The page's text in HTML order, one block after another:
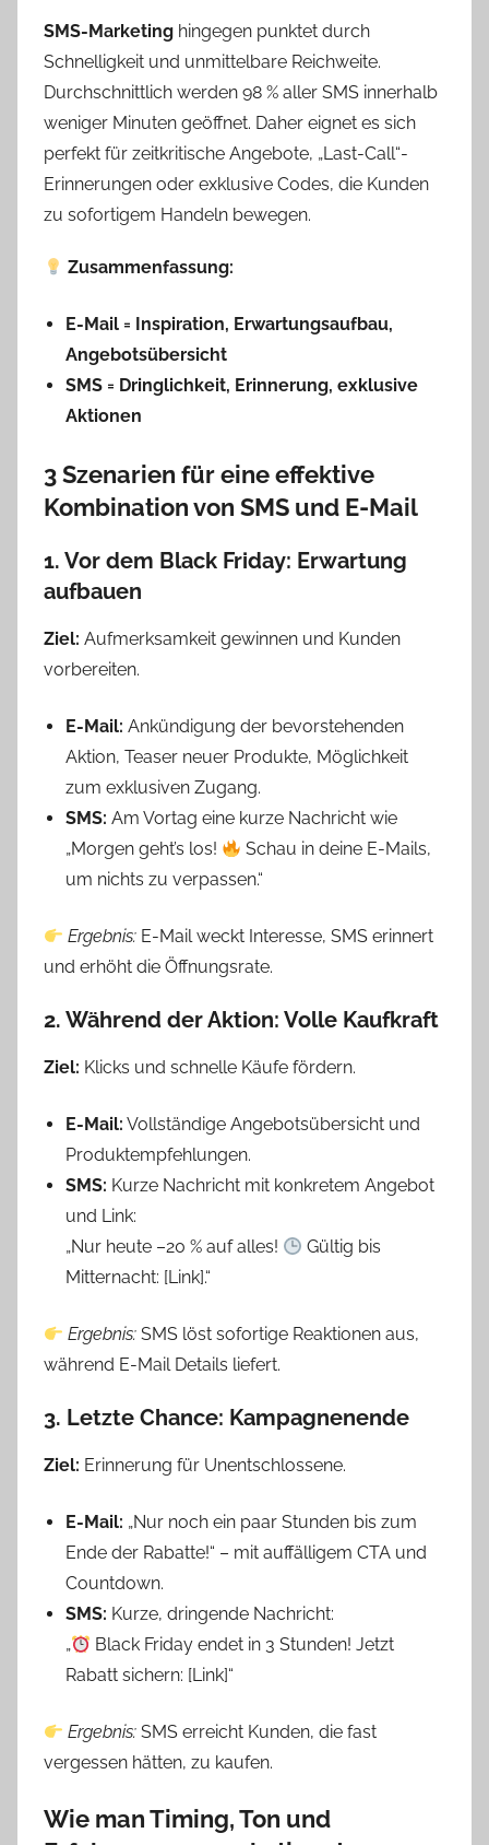
SMS-Marketing hingegen punktet durch
Schnelligkeit und unmittelbare Reichweite.
Durchschnittlich werden 98 % aller SMS innerhalb
weniger Minuten geöffnet. Daher eignet es sich
perfekt für zeitkritische Angebote, „Last-Call“-
Erinnerungen oder exklusive Codes, die Kunden
zu sofortigem Handeln bewegen.
Zusammenfassung:
E-Mail = Inspiration, Erwartungsaufbau,
Angebotsübersicht
SMS = Dringlichkeit, Erinnerung, exklusive
Aktionen
3 Szenarien für eine effektive
Kombination von SMS und E-Mail
1. Vor dem Black Friday: Erwartung
aufbauen
Ziel: Aufmerksamkeit gewinnen und Kunden
vorbereiten.
E-Mail: Ankündigung der bevorstehenden
Aktion, Teaser neuer Produkte, Möglichkeit
zum exklusiven Zugang.
SMS: Am Vortag eine kurze Nachricht wie
„Morgen geht’s los!
Schau in deine E-Mails,
um nichts zu verpassen.“
Ergebnis: E-Mail weckt Interesse, SMS erinnert
und erhöht die Öffnungsrate.
2. Während der Aktion: Volle Kaufkraft
Ziel: Klicks und schnelle Käufe fördern.
E-Mail: Vollständige Angebotsübersicht und
Produktempfehlungen.
SMS: Kurze Nachricht mit konkretem Angebot
und Link:
„Nur heute –20 % auf alles!
Gültig bis
Mitternacht: [Link].“
Ergebnis: SMS löst sofortige Reaktionen aus,
während E-Mail Details liefert.
3. Letzte Chance: Kampagnenende
Ziel: Erinnerung für Unentschlossene.
E-Mail: „Nur noch ein paar Stunden bis zum
Ende der Rabatte!“ – mit auffälligem CTA und
Countdown.
SMS: Kurze, dringende Nachricht:
„
Black Friday endet in 3 Stunden! Jetzt
Rabatt sichern: [Link]“
Ergebnis: SMS erreicht Kunden, die fast
vergessen hätten, zu kaufen.
Wie man Timing, Ton und